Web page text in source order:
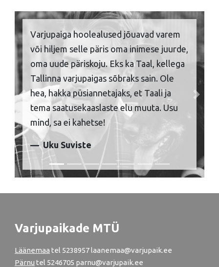
Varjupaiga hoolealused jõuavad varem
või hiljem selle päris oma inimese juurde,
oma uude päriskoju. Eks ka Taal, kellega
Tallinna varjupaigas sõbraks sain. Ole
hea, hakka püsiannetajaks, et Taali ja
tema saatusekaaslaste elu muuta. Usu
mind, sa ei kahetse!
Uku Suviste
Previous Next
Varjupaikade MTÜ
Läänemaa tel 5238957 laanemaa@varjupaik.ee
Pärnu tel 5246705 parnu@varjupaik.ee